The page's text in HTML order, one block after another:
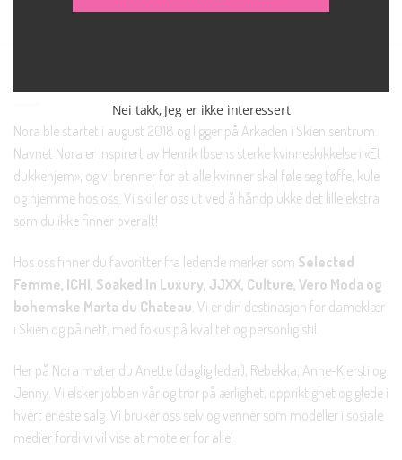
Nora ble startet i august 2018 og ligger på Arkaden i Skien sentrum.
Navnet Nora er inspirert av Henrik Ibsens sterke kvinneskikkelse i «Et
dukkehjem», og vi brenner for at alle kvinner skal føle seg tøffe, kule
og hjemme hos oss. Vi skiller oss ut ved å håndplukke det lille ekstra
som du ikke finner overalt!
Hos oss finner du favoritter fra ledende merker som Selected
Femme, ICHI, Soaked In Luxury, JJXX, Culture, Vero Moda og
bohemske Marta du Chateau. Vi er din destinasjon for dameklær
i Skien og på nett, med fokus på kvalitet og personlig stil.
Her på Nora møter du Anette (daglig leder), Rebekka, Anne-Kjersti og
Jenny. Vi elsker jobben vår og tror på ærlighet, oppriktighet og glede i
hvert eneste salg. Vi bruker oss selv og venner som modeller i sosiale
medier fordi vi vil vise at mote er for alle!
Nei takk, Jeg er ikke interessert